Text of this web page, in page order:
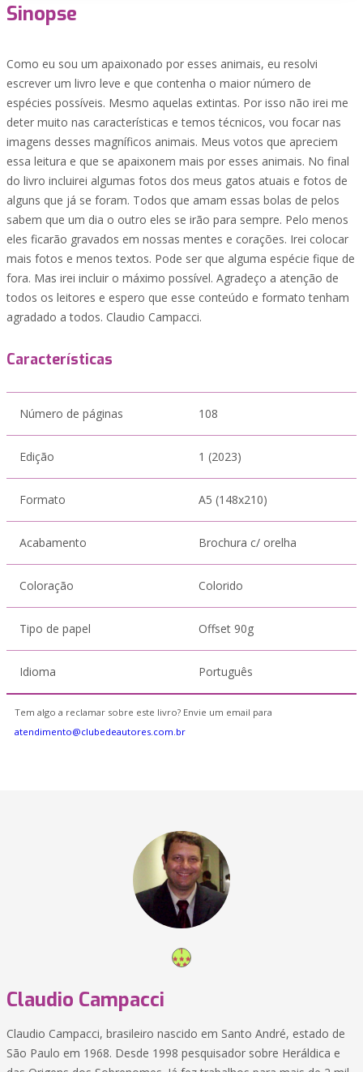
Sinopse
Como eu sou um apaixonado por esses animais, eu resolvi
escrever um livro leve e que contenha o maior número de
espécies possíveis. Mesmo aquelas extintas. Por isso não irei me
deter muito nas características e temos técnicos, vou focar nas
imagens desses magníficos animais. Meus votos que apreciem
essa leitura e que se apaixonem mais por esses animais. No final
do livro incluirei algumas fotos dos meus gatos atuais e fotos de
alguns que já se foram. Todos que amam essas bolas de pelos
sabem que um dia o outro eles se irão para sempre. Pelo menos
eles ficarão gravados em nossas mentes e corações. Irei colocar
mais fotos e menos textos. Pode ser que alguma espécie fique de
fora. Mas irei incluir o máximo possível. Agradeço a atenção de
todos os leitores e espero que esse conteúdo e formato tenham
agradado a todos. Claudio Campacci.
Características
Número de páginas 108
Edição 1 (2023)
Formato A5 (148x210)
Acabamento Brochura c/ orelha
Coloração Colorido
Tipo de papel Offset 90g
Idioma Português
Tem algo a reclamar sobre este livro? Envie um email para
atendimento@clubedeautores.com.br
Claudio Campacci
Claudio Campacci, brasileiro nascido em Santo André, estado de
São Paulo em 1968. Desde 1998 pesquisador sobre Heráldica e